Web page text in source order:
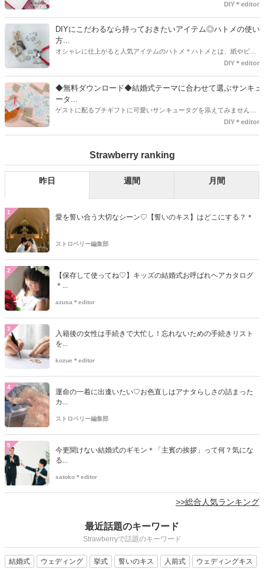
袋で用意しませんか？今回の記事では無料でダウンロードできるデザ
ください。いつもStrawberryを読んで頂いているプレ花嫁さんのお手
伝いが少しでも出来れば嬉しいです♡
DIY＊editor
DIYにこだわるなら持っておきたいアイテム◎ハトメの使い
方...
オシャレに仕上がると人気アイテムのハトメ＊ハトメとは、紙やビニ
ールなどに開けた穴につける金具のことでサイズが幅広く揃っていま
り、付けるものの素材や色にあわせて選ぶことができるんです♪*
DIY＊editor
◆無料ダウンロード◆結婚式テーマに合わせて選ぶサンキュ
ータ...
ゲストに配るプチギフトに可愛いサンキュータグを添えてみません
か？今回の記事では無料でダウンロードできる春婚にもピッタリなサ
るプレ花嫁さんのお手伝いが少しでも出来れば嬉しいです♡
DIY＊editor
Strawberry ranking
昨日 週間 月間
1
愛を誓い合う大切なシーン♡【誓いのキス】はどこにする？＊
ストロベリー編集部
2
【保存して使ってね♡】キッズの結婚式お呼ばれヘアカタログ
＊...
azusa＊editor
3
入籍後の女性は手続きで大忙し！忘れないための手続きリスト
を...
kozue＊editor
4
運命の一着に出逢いたい♡お色直しはアナタらしさの詰まった
カ...
ストロベリー編集部
5
今更聞けない結婚式のギモン＊「主賓の挨拶」って何？気にな
る...
satoko＊editor
>>総合人気ランキング
最近話題のキーワード
Strawberryで話題のキーワード
結婚式 ウェディング 挙式 誓いのキス 人前式 ウェディングキス